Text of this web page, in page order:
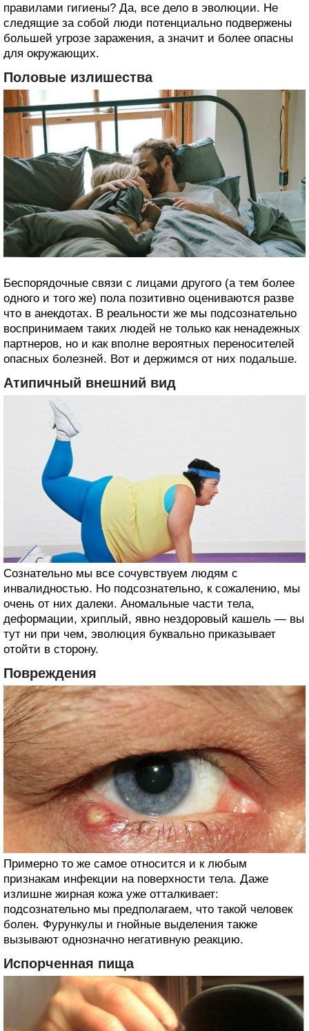
правилами гигиены? Да, все дело в эволюции. Не
следящие за собой люди потенциально подвержены
большей угрозе заражения, а значит и более опасны
для окружающих.
Половые излишества
Беспорядочные связи с лицами другого (а тем более
одного и того же) пола позитивно оцениваются разве
что в анекдотах. В реальности же мы подсознательно
воспринимаем таких людей не только как ненадежных
партнеров, но и как вполне вероятных переносителей
опасных болезней. Вот и держимся от них подальше.
Атипичный внешний вид
Сознательно мы все сочувствуем людям с
инвалидностью. Но подсознательно, к сожалению, мы
очень от них далеки. Аномальные части тела,
деформации, хриплый, явно нездоровый кашель — вы
тут ни при чем, эволюция буквально приказывает
отойти в сторону.
Повреждения
Примерно то же самое относится и к любым
признакам инфекции на поверхности тела. Даже
излишне жирная кожа уже отталкивает:
подсознательно мы предполагаем, что такой человек
болен. Фурункулы и гнойные выделения также
вызывают однозначно негативную реакцию.
Испорченная пища